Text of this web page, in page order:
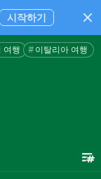
여행 이탈리아 여행
시작하기